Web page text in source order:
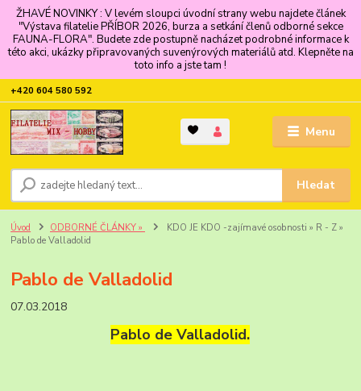
ŽHAVÉ NOVINKY : V levém sloupci úvodní strany webu najdete článek
"Výstava filatelie PŘÍBOR 2026, burza a setkání členů odborné sekce
FAUNA-FLORA". Budete zde postupně nacházet podrobné informace k
této akci, ukázky připravovaných suvenýrových materiálů atd. Klepněte na
toto info a jste tam !
Menu
Hledat
+420 604 580 592
Úvod ODBORNÉ ČLÁNKY »
KDO JE KDO -zajímavé osobnosti » R - Z »
Pablo de Valladolid
Pablo de Valladolid
07.03.2018
Pablo de Valladolid.